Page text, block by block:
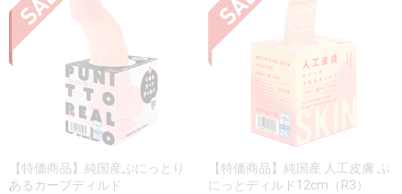
【特価商品】純国産ぷにっとり
あるカーブディルド
【特価商品】純国産 人工皮膚 ぷ
にっとディルド12cm（R3）